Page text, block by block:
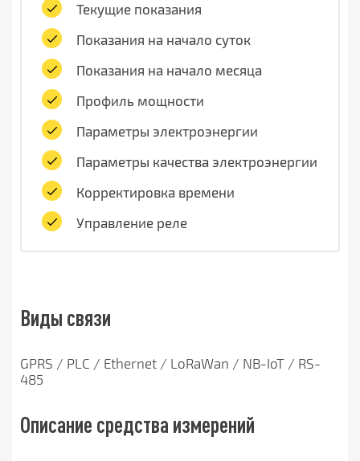
Текущие показания
Показания на начало суток
Показания на начало месяца
Профиль мощности
Параметры электроэнергии
Параметры качества электроэнергии
Корректировка времени
Управление реле
Виды связи
GPRS / PLC / Ethernet / LoRaWan / NB-IoT / RS-
485
Описание средства измерений